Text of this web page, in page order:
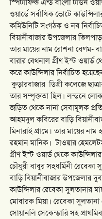
স্পিটাফিল্ড এন্ড বাংলা টাউন
ওয়ার্ডে সর্বাধিক ভোটে
কমিউনিটি সংগঠক ও নব
বিয়ানীবাজার উপজেলার
তার মায়ের নাম রোশনা বেগম-
বারার বেথনাল গ্রীণ ইস্ট ওয়ার্ড
করে কাউন্সিলার নির্বাচিত
কুড়ারবাজার ডিগ্রী কলেজে
তার সম্পৃক্ততা ছিল। লন্ডনে
জড়িত থেকে নানা সেবামূলক
আহমদুল কবিরের বাড়ি
মিনারাই গ্রামে। তার মায়ের
রহমান মানিক। টাওয়ার
গ্রীণ ইস্ট ওয়ার্ড থেকে
চৌধুরী বাবুর সহধর্মিনী রেবেকা
বাড়ি বিয়ানীবাজার উপজেলার
কাউন্সিলার রেবেকা সুলতানার
মোবারক মিয়া। রেবেকা
সোয়ানলি সেকেন্ডারি সহ